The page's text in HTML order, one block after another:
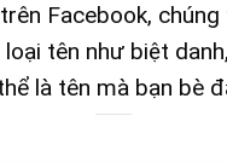
Facebook,
tên như biệt
là tên mà bạn bè